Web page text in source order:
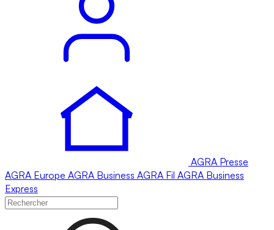
AGRA Presse
AGRA Europe AGRA Business AGRA Fil AGRA Business
Express